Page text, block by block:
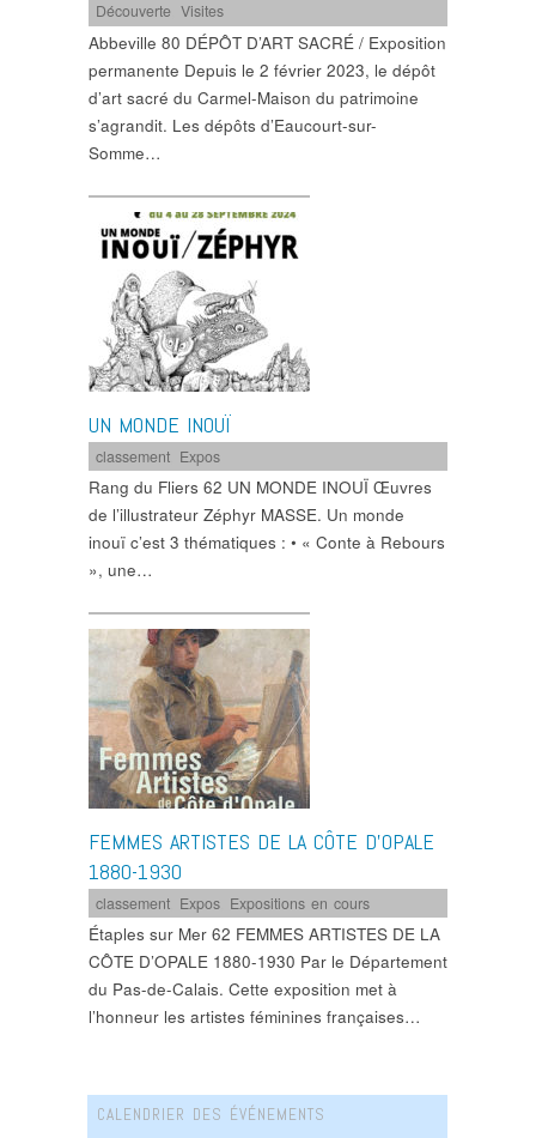
Découverte ,Visites
Abbeville 80 DÉPÔT D’ART SACRÉ / Exposition
permanente Depuis le 2 février 2023, le dépôt
d’art sacré du Carmel-Maison du patrimoine
s’agrandit. Les dépôts d’Eaucourt-sur-
Somme…
UN MONDE INOUÏ
classement Expos
Rang du Fliers 62 UN MONDE INOUÏ Œuvres
de l’illustrateur Zéphyr MASSE. Un monde
inouï c’est 3 thématiques : • « Conte à Rebours
», une…
FEMMES ARTISTES DE LA CÔTE D’OPALE
1880-1930
classement Expos Expositions en cours
Étaples sur Mer 62 FEMMES ARTISTES DE LA
CÔTE D’OPALE 1880-1930 Par le Département
du Pas-de-Calais. Cette exposition met à
l’honneur les artistes féminines françaises…
CALENDRIER DES ÉVÉNEMENTS